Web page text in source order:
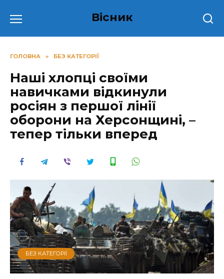
до
Вісник
ГОЛОВНА » БЕЗ КАТЕГОРІЇ
Наші хлопці своїми
навичками відкинули
росіян з першої лінії
оборони на Херсонщині, –
тепер тільки вперед
БЕЗ КАТЕГОРІЇ